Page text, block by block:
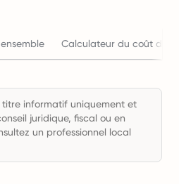
Calculateur du coût de
informatif uniquement et
juridique, fiscal ou en
un professionnel local